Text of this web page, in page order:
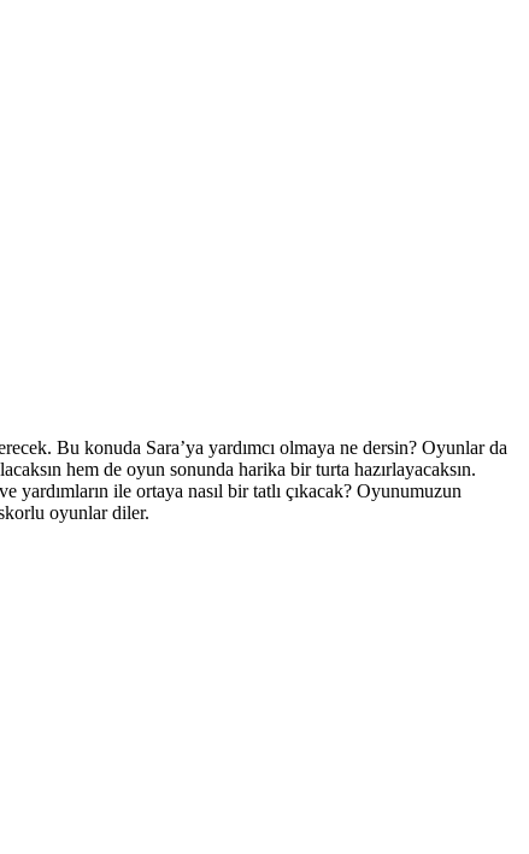
Bu konuda Sara’ya yardımcı olmaya ne dersin? Oyunlar da
hem de oyun sonunda harika bir turta hazırlayacaksın.
ile ortaya nasıl bir tatlı çıkacak? Oyunumuzun
oyunlar diler.